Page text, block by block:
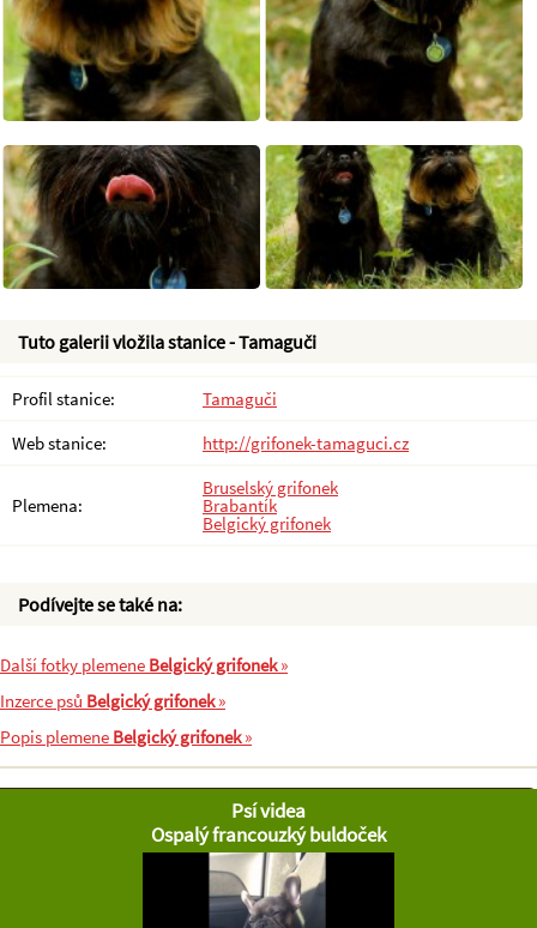
Tuto galerii vložila stanice - Tamaguči
Profil stanice:
Tamaguči
Web stanice:
http://grifonek-tamaguci.cz
Plemena:
Bruselský grifonek
Brabantík
Belgický grifonek
Podívejte se také na:
Další fotky plemene Belgický grifonek»
Inzerce psů Belgický grifonek»
Popis plemene Belgický grifonek»
Psí videa
Ospalý francouzký buldoček